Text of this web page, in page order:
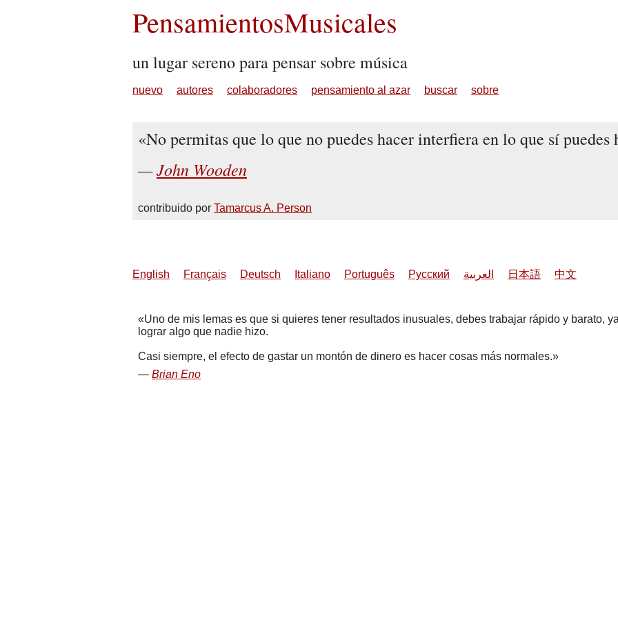
PensamientosMusicales
un lugar sereno para pensar sobre música
nuevo autores colaboradores pensamiento al azar buscar sobre
No permitas que lo que no puedes hacer interfiera en lo que sí puedes
John Wooden
contribuido por Tamarcus A. Person
English Français Deutsch Italiano Português Русский العربية 日本語 中文
Uno de mis lemas es que si quieres tener resultados inusuales, debes trabajar rápido y barato,
lograr algo que nadie hizo.
Casi siempre, el efecto de gastar un montón de dinero es hacer cosas más normales.
Brian Eno